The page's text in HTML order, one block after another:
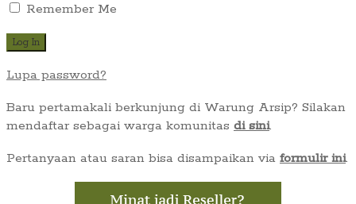
Remember Me
Lupa password?
Baru pertamakali berkunjung di Warung Arsip? Silakan
mendaftar sebagai warga komunitas di sini.
Pertanyaan atau saran bisa disampaikan via formulir ini.